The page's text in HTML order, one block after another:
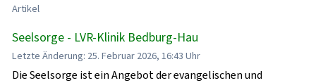
Artikel
Seelsorge - LVR-Klinik Bedburg-Hau
Letzte Änderung: 25. Februar 2026, 16:43 Uhr
Die Seelsorge ist ein Angebot der evangelischen und